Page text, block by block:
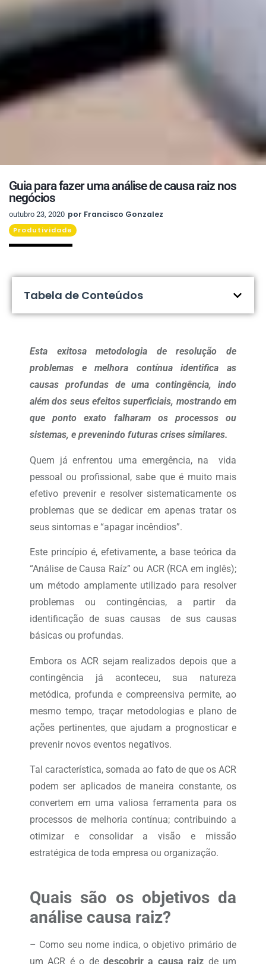
Guia para fazer uma análise de causa raiz nos
negócios
outubro 23, 2020 por Francisco Gonzalez
Produtividade
Tabela de Conteúdos
Esta exitosa metodologia de resolução de
problemas e melhora contínua identifica as
causas profundas de uma contingência, indo
além dos seus efeitos superficiais, mostrando em
que ponto exato falharam os processos ou
sistemas, e prevenindo futuras crises similares.
Quem já enfrentou uma emergência, na vida
pessoal ou profissional, sabe que é muito mais
efetivo prevenir e resolver sistematicamente os
problemas que se dedicar em apenas tratar os
seus sintomas e “apagar incêndios”.
Este princípio é, efetivamente, a base teórica da
“Análise de Causa Raíz” ou ACR (RCA em inglês);
um método amplamente utilizado para resolver
problemas ou contingências, a partir da
identificação de suas causas de sus causas
básicas ou profundas.
Embora os ACR sejam realizados depois que a
contingência já aconteceu, sua natureza
metódica, profunda e compreensiva permite, ao
mesmo tempo, traçar metodologias e plano de
ações pertinentes, que ajudam a prognosticar e
prevenir novos eventos negativos.
Tal característica, somada ao fato de que os ACR
podem ser aplicados de maneira constante, os
convertem em uma valiosa ferramenta para os
processos de melhoria contínua; contribuindo a
otimizar e consolidar a visão e missão
estratégica de toda empresa ou organização.
Quais são os objetivos da
análise causa raiz?
– Como seu nome indica, o objetivo primário de
um ACR é o de descobrir a causa raiz de um